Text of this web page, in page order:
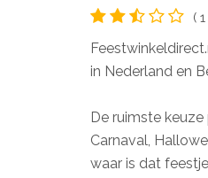
(
in Nederland en
De ruimste
Carnaval,
waar is dat